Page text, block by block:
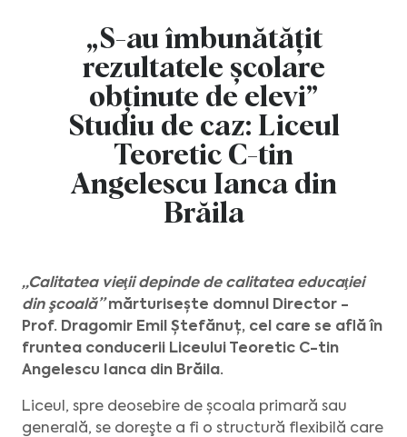
„S-au îmbunătățit
rezultatele școlare
obținute de elevi”
Studiu de caz: Liceul
Teoretic C-tin
Angelescu Ianca din
Brăila
„Calitatea vieţii depinde de calitatea educaţiei
din şcoală”mărturisește domnul Director -
Prof. Dragomir Emil Ștefănuț, cel care se află în
fruntea conducerii Liceului Teoretic C-tin
Angelescu Ianca din Brăila.
Liceul, spre deosebire de școala primară sau
generală, se doreşte a fi o structură flexibilă care